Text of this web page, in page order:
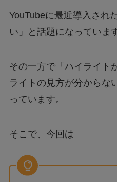
YouTubeに最近導入され
い」と話題になっていま
その一方で「ハイライト
ライトの見方が分からな
っています。
そこで、今回は